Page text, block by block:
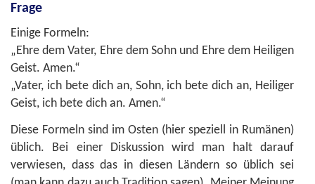
Frage
Einige Formeln:
„Ehre dem Vater, Ehre dem Sohn und Ehre dem Heiligen
Geist. Amen.“
„Vater, ich bete dich an, Sohn, ich bete dich an, Heiliger
Geist, ich bete dich an. Amen.“
Diese Formeln sind im Osten (hier speziell in Rumänen)
üblich. Bei einer Diskussion wird man halt darauf
verwiesen, dass das in diesen Ländern so üblich sei